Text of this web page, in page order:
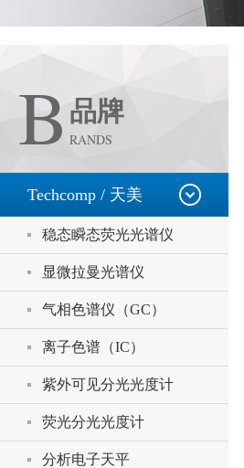
B 品牌
RANDS
Techcomp / 天美
稳态瞬态荧光光谱仪
显微拉曼光谱仪
气相色谱仪（GC）
离子色谱（IC）
紫外可见分光光度计
荧光分光光度计
分析电子天平